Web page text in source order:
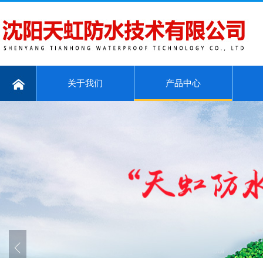
关于我们 产品中心